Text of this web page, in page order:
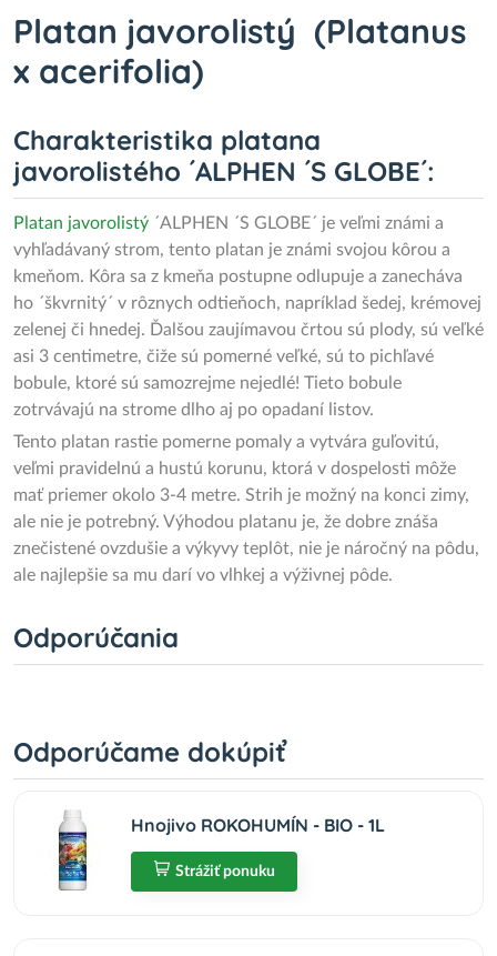
Platan javorolistý (Platanus
x acerifolia)
Charakteristika platana
javorolistého ´ALPHEN ´S GLOBE´:
Platan javorolistý ´ALPHEN ´S GLOBE´ je veľmi známi a
vyhľadávaný strom, tento platan je známi svojou kôrou a
kmeňom. Kôra sa z kmeňa postupne odlupuje a zanecháva
ho ´škvrnitý´ v rôznych odtieňoch, napríklad šedej, krémovej
zelenej či hnedej. Ďalšou zaujímavou črtou sú plody, sú veľké
asi 3 centimetre, čiže sú pomerné veľké, sú to pichľavé
bobule, ktoré sú samozrejme nejedlé! Tieto bobule
zotrvávajú na strome dlho aj po opadaní listov.
Tento platan rastie pomerne pomaly a vytvára guľovitú,
veľmi pravidelnú a hustú korunu, ktorá v dospelosti môže
mať priemer okolo 3-4 metre. Strih je možný na konci zimy,
ale nie je potrebný. Výhodou platanu je, že dobre znáša
znečistené ovzdušie a výkyvy teplôt, nie je náročný na pôdu,
ale najlepšie sa mu darí vo vlhkej a výživnej pôde.
Odporúčania
Odporúčame dokúpiť
Hnojivo ROKOHUMÍN - BIO - 1L
Strážiť ponuku